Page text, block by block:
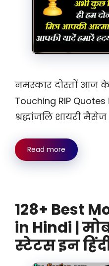
नमस्कार दोस्तों आज
Touching RIP Quotes
श्रद्धांजलि शायरी
Read more
128+ Best
in Hindi |
स्टेटस इन